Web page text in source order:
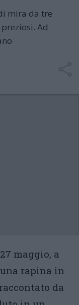
mira da tre
Ad
maggio, a
rapina in
da